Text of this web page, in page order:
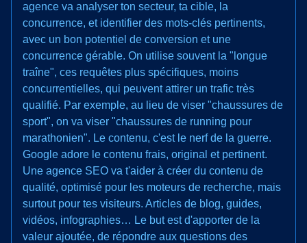
agence va analyser ton secteur, ta cible, la
concurrence, et identifier des mots-clés pertinents,
avec un bon potentiel de conversion et une
concurrence gérable. On utilise souvent la "longue
traîne", ces requêtes plus spécifiques, moins
concurrentielles, qui peuvent attirer un trafic très
qualifié. Par exemple, au lieu de viser "chaussures de
sport", on va viser "chaussures de running pour
marathonien". Le contenu, c'est le nerf de la guerre.
Google adore le contenu frais, original et pertinent.
Une agence SEO va t'aider à créer du contenu de
qualité, optimisé pour les moteurs de recherche, mais
surtout pour tes visiteurs. Articles de blog, guides,
vidéos, infographies… Le but est d'apporter de la
valeur ajoutée, de répondre aux questions des